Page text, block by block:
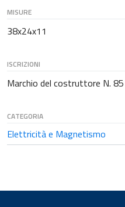
MISURE
38x24x11
ISCRIZIONI
Marchio del costruttore N.
CATEGORIA
Elettricità e Magnetismo